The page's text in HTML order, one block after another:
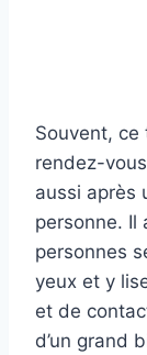
Souvent,
rendez-
aussi après
personne. Il
personnes
yeux et y
et de
d’un grand